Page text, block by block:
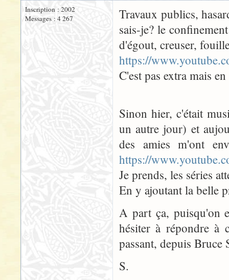
Inscription : 2002
Messages : 4 267
Travaux publics,
sais-je? le
d'égout, creuser,
https://
C'est pas extra mais
Sinon hier, c'était
un autre jour) et
des amies m'ont
https://
Je prends, les séries
En y ajoutant la belle
A part ça, puisqu'on
hésiter à répondre à
passant, depuis Bruce
S.